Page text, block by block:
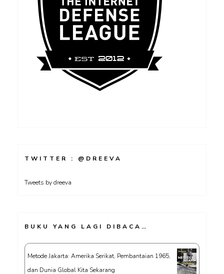
TWITTER : @DREEVA
Tweets by dreeva
BUKU YANG LAGI DIBACA…
Metode Jakarta: Amerika Serikat, Pembantaian 1965,
dan Dunia Global Kita Sekarang